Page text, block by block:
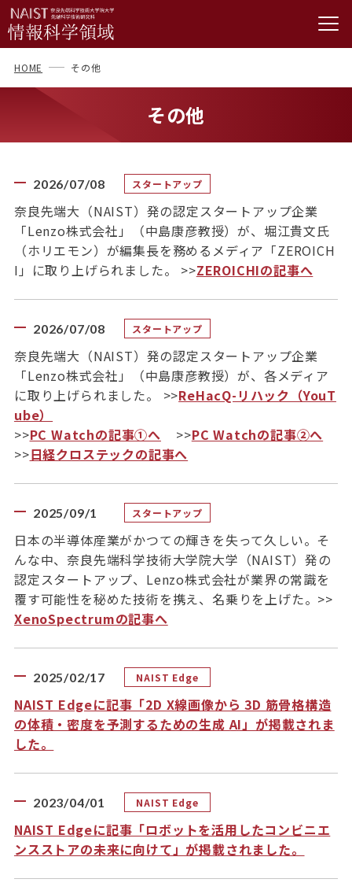
HOME その他
その他
2026/07/08 スタートアップ
奈良先端大（NAIST）発の認定スタートアップ企業
「Lenzo株式会社」（中島康彦教授）が、堀江貴文氏
（ホリエモン）が編集長を務めるメディア「ZEROICH
I」に取り上げられました。 >>ZEROICHIの記事へ
2026/07/08 スタートアップ
奈良先端大（NAIST）発の認定スタートアップ企業
「Lenzo株式会社」（中島康彦教授）が、各メディア
に取り上げられました。 >>ReHacQ-リハック（YouT
ube）
>>PC Watchの記事①へ >>PC Watchの記事②へ
>>日経クロステックの記事へ
2025/09/1 スタートアップ
日本の半導体産業がかつての輝きを失って久しい。そ
んな中、奈良先端科学技術大学院大学（NAIST）発の
認定スタートアップ、Lenzo株式会社が業界の常識を
覆す可能性を秘めた技術を携え、名乗りを上げた。>>
XenoSpectrumの記事へ
2025/02/17 NAIST Edge
NAIST Edgeに記事「2D X線画像から 3D 筋骨格構造
の体積・密度を予測するための生成 AI」が掲載されま
した。
2023/04/01 NAIST Edge
NAIST Edgeに記事「ロボットを活用したコンビニエ
ンスストアの未来に向けて」が掲載されました。